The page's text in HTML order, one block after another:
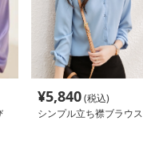
¥5,840(税込)
シンプル立ち襟ブラウス